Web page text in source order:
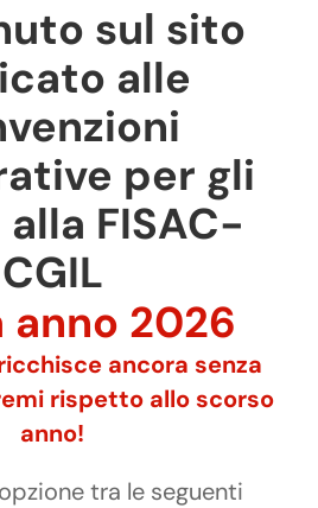
sul sito
alle
per gli
FISAC-
CGIL
anno 2026
ancora senza
rispetto allo scorso
anno!
tra le seguenti